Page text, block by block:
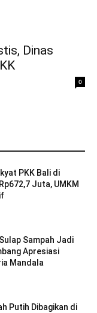
Dinas
0
PKK Bali di
Juta, UMKM
Sampah Jadi
Apresiasi
Mandala
Putih Dibagikan di